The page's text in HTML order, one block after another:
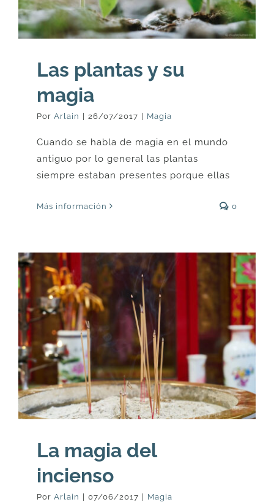
Las plantas y su
magia
Por Arlain | 26/07/2017 | Magia
Cuando se habla de magia en el mundo
antiguo por lo general las plantas
siempre estaban presentes porque ellas
Más información 0
La magia del
incienso
Por Arlain | 07/06/2017 | Magia